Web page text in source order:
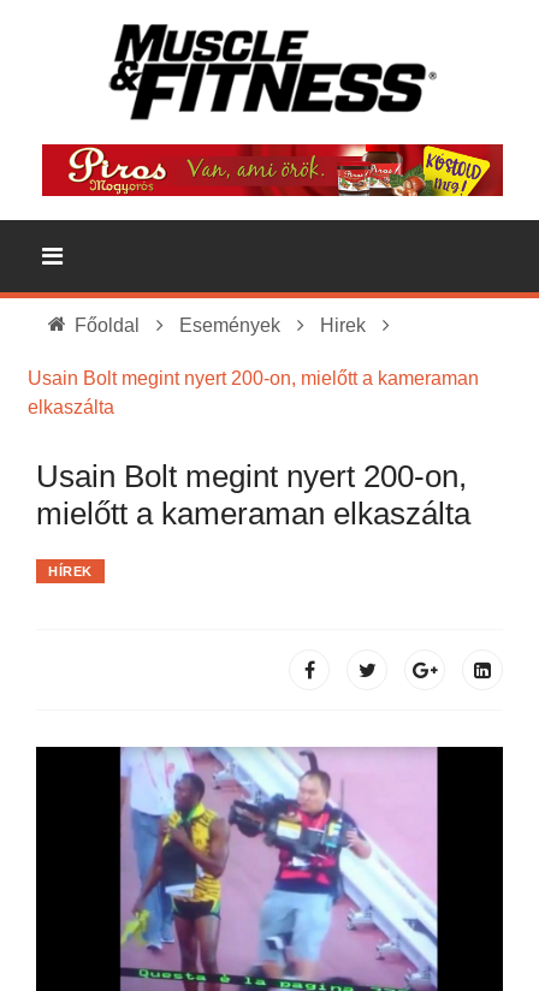
Főoldal Események Hirek
Usain Bolt megint nyert 200-on, mielőtt a kameraman
elkaszálta
Usain Bolt megint nyert 200-on,
mielőtt a kameraman elkaszálta
HÍREK